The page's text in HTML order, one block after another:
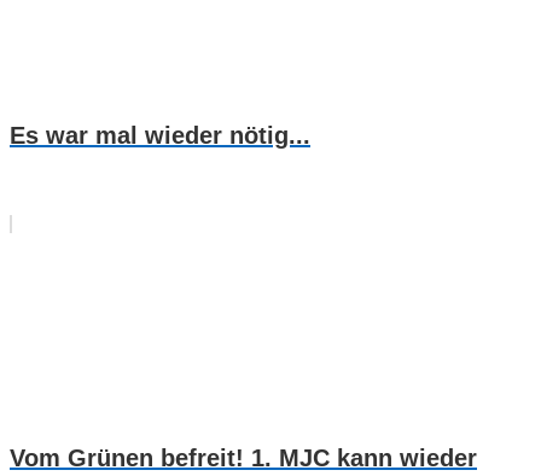
Es war mal wieder nötig...
Vom Grünen befreit! 1. MJC kann wieder